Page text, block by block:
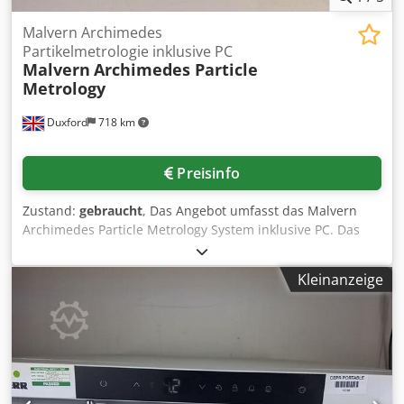
Duxford 718 km
Malvern Archimedes
Partikelmetrologie inklusive PC
Malvern Archimedes Particle
Metrology
Preisinfo
Zustand: gebraucht, Das Angebot umfasst das Malvern
Archimedes Particle Metrology System inklusive PC. Das
Gerät befindet sich in einwandfreiem, voll
funktionsfähigem Zustand und ist sofort einsatzbereit. Das
Archimedes Particle Metrology System nutzt die
fortschrittliche resonante Massenmessung zur Detektion
und präzisen Zählung von Partikeln im Größenbereich von
50 nm bis 5 μm. Es misst zuverlässig Partikeleigenschaften
wie Auftriebsmass, Trockenmasse und Größe und liefert
dabei hochpräzise Resultate. Dieses System eignet sich
besonders für die Charakterisierung von
Kleinanzeige